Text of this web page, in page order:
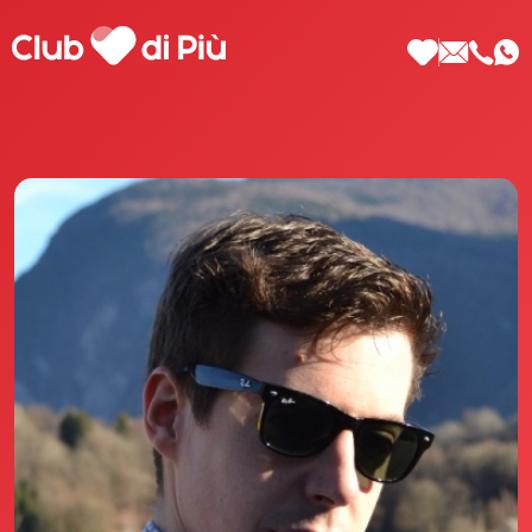
Scopri Club di Più
Le testimonianze Club di Più
La fondatrice Valeria Pilla
Annunci Donne
Agenzia matrimoniale Club di Più
Love Notebook